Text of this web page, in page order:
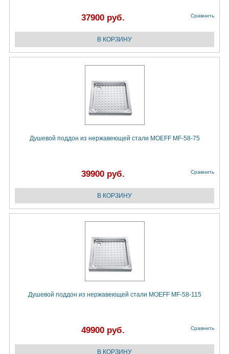
37900 руб. Сравнить
Душевой поддон из нержавеющей стали MOEFF MF-58-75
39900 руб. Сравнить
Душевой поддон из нержавеющей стали MOEFF MF-58-115
49900 руб. Сравнить